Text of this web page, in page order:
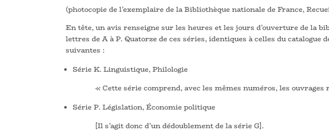
(photocopie de l’exemplaire de la Bibliothèque nationale de France,
En tête, un avis renseigne sur les heures et les jours d’ouverture de la
lettres de A à P. Quatorze de ces séries, identiques à celles du
suivantes :
Série K. Linguistique, Philologie
« Cette série comprend, avec les mêmes numéros, les
Série P. Législation, Économie politique
[Il s’agit donc d’un dédoublement de la série G].